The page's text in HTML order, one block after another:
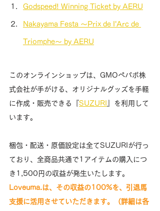
Godspeed! Winning Ticket by AERU
Nakayama Festa 〜Prix de I'Arc de
Triomphe〜 by AERU
このオンラインショップは、GMOペパボ株
式会社が手がける、オリジナルグッズを手軽
に作成・販売できる『SUZURI
』を利用して
います。
梱包・配送・原価設定は全てSUZURIが行っ
ており、全商品共通で1アイテムの購入につ
き1,500円の収益が発生いたします。
Loveuma.は、その収益の100%を、引退馬
支援に活用させていただきます。（詳細は各